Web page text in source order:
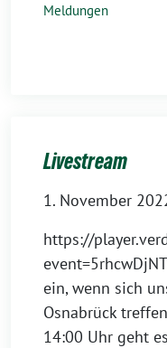
Meldungen
Livestream
1. November
https://
ein, wenn sich
Osnabrück
14:00 Uhr geht